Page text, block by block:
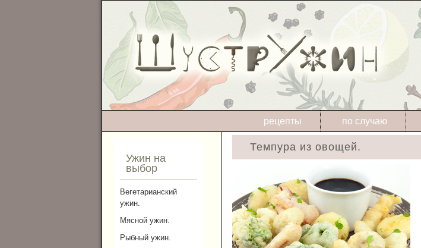
по случаю
рецепты
Ужин на
выбор
Вегетарианский
ужин.
Мясной ужин.
Рыбный ужин.
Темпура из овощей.